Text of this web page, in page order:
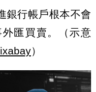
銀行帳戶根本不會
匯買賣。（示意
）